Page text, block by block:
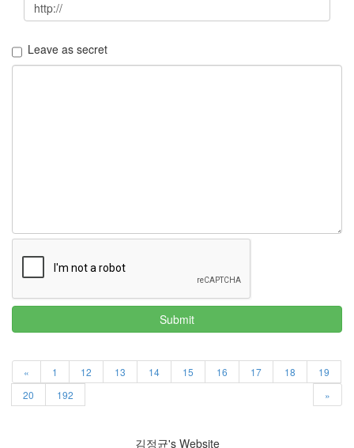
Leave as secret
Submit
« 1 12 13 14 15 16 17 18
19
20
192 »
둘
사
고
42
프
로
래
23
Tip
&
김정균's Website